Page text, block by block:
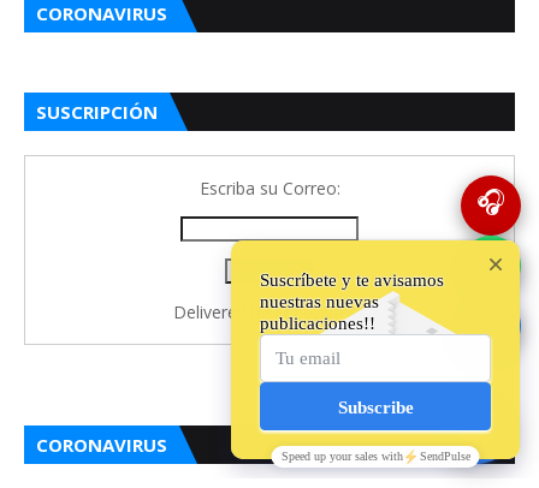
CORONAVIRUS
SUSCRIPCIÓN
Escriba su Correo:
Delivered byFeedBurner
CORONAVIRUS
🎧
💬
🔵